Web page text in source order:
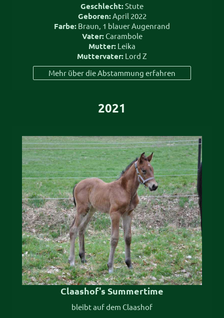
Geschlecht:Stute
Geboren:April 2022
Farbe: Braun, 1 blauer Augenrand
Vater:Carambole
Mutter: Leika
Muttervater: Lord Z
Mehr über die Abstammung erfahren
2021
Claashof's Summertime
bleibt auf dem Claashof